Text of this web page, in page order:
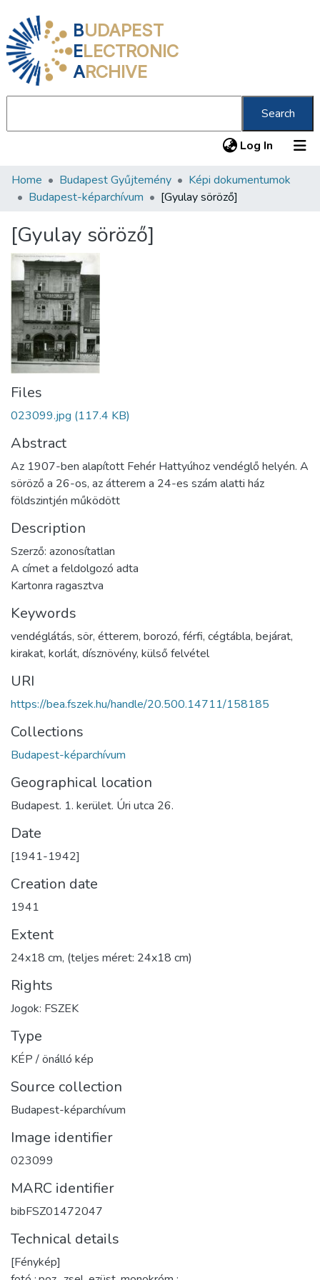
BUDAPEST
ELECTRONIC
ARCHIVE
Search
Log In (current)
Communities & Collections
Statistics
About us
Home Budapest Gyűjtemény
Képi dokumentumok
Budapest-képarchívum
[Gyulay söröző]
[Gyulay söröző]
Files
023099.jpg (117.4 KB)
Abstract
Az 1907-ben alapított Fehér Hattyúhoz vendéglő helyén. A
söröző a 26-os, az átterem a 24-es szám alatti ház
földszintjén működött
Description
Szerző: azonosítatlan
A címet a feldolgozó adta
Kartonra ragasztva
Keywords
vendéglátás, sör, étterem, borozó, férfi, cégtábla, bejárat,
kirakat, korlát, dísznövény, külső felvétel
URI
https://bea.fszek.hu/handle/20.500.14711/158185
Collections
Budapest-képarchívum
Geographical location
Budapest. 1. kerület. Úri utca 26.
Date
[1941-1942]
Creation date
1941
Extent
24x18 cm, (teljes méret: 24x18 cm)
Rights
Jogok: FSZEK
Type
KÉP / önálló kép
Source collection
Budapest-képarchívum
Image identifier
023099
MARC identifier
bibFSZ01472047
Technical details
[Fénykép]